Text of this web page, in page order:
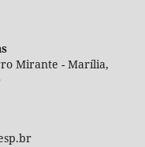
Mirante - Marília,